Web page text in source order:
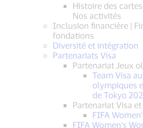
Histoire des
Nos activités
Inclusion financière |
fondations
Diversité et intégration
Partenariats Visa
Partenariat Jeux
Team Visa
olympiques
de Tokyo
Partenariat Visa et
FIFA
FIFA Women's